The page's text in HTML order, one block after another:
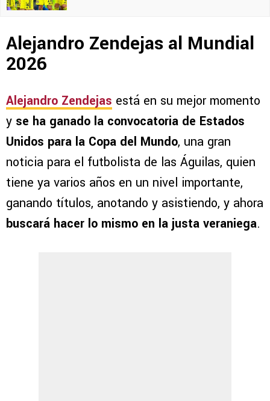
Alejandro Zendejas al Mundial
2026
Alejandro Zendejas está en su mejor momento
y se ha ganado la convocatoria de Estados
Unidos para la Copa del Mundo, una gran
noticia para el futbolista de las Águilas, quien
tiene ya varios años en un nivel importante,
ganando títulos, anotando y asistiendo, y ahora
buscará hacer lo mismo en la justa veraniega.